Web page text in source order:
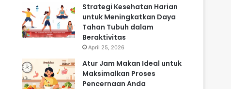
Strategi Kesehatan Harian
untuk Meningkatkan Daya
Tahan Tubuh dalam
Beraktivitas
April 25, 2026
Atur Jam Makan Ideal untuk
Maksimalkan Proses
Pencernaan Anda